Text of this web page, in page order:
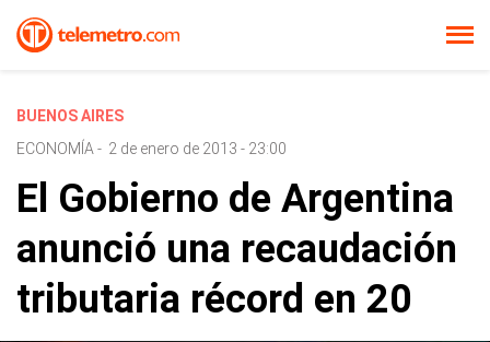
BUENOS AIRES
ECONOMÍA - 2 de enero de 2013 - 23:00
El Gobierno de Argentina
anunció una recaudación
tributaria récord en 20